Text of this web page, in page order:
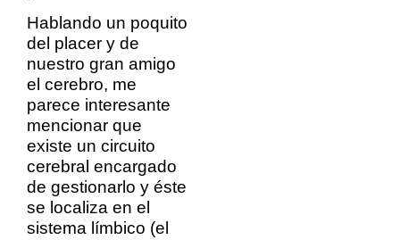
Hablando un poquito
del placer y de
nuestro gran amigo
el cerebro, me
parece interesante
mencionar que
existe un circuito
cerebral encargado
de gestionarlo y éste
se localiza en el
sistema límbico (el